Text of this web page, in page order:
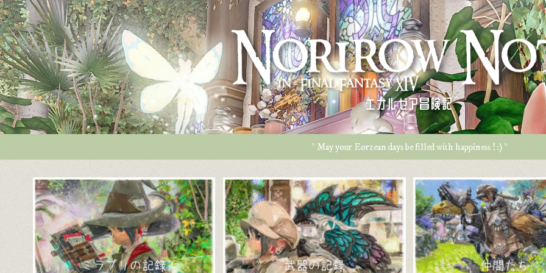
エオルゼア冒険記
* May your Eorzean days be filled with happiness ! :) *
ミラプリの記録 武器の記録 仲間たち